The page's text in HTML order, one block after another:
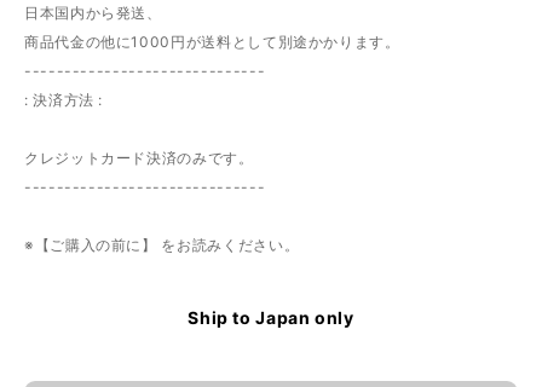
日本国内から発送、
商品代金の他に1000円が送料として別途かかります。
------------------------------
: 決済方法 :
クレジットカード決済のみです。
------------------------------
※【ご購入の前に】 をお読みください。
Ship to Japan only